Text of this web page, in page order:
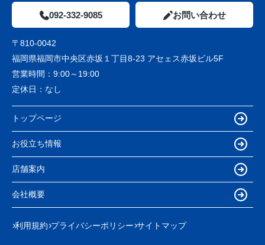
092-332-9085 お問い合わせ
〒810-0042
福岡県福岡市中央区赤坂１丁目8-23 アセェス赤坂ビル5F
営業時間： 9:00～19:00
定休日： なし
トップページ
お役立ち情報
店舗案内
会社概要
利用規約 プライバシーポリシー サイトマップ